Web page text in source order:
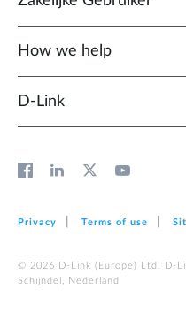
How we help
D‑Link
Privacy Terms of use
© 2026 D‑Link (Europe) Ltd. D-
Schijndel, Nederland